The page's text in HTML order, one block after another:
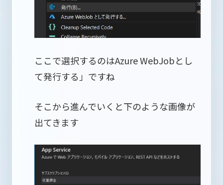
ここで選択するのはAzure WebJobとし
て発行する」ですね
そこから進んでいくと下のような画像が
出てきます